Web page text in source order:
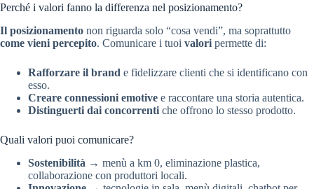
Perché i valori fanno la differenza nel posizionamento?
Il posizionamento non riguarda solo “cosa vendi”, ma soprattutto
come vieni percepito. Comunicare i tuoi valori permette di:
Rafforzare il brand e fidelizzare clienti che si identificano con
esso.
Creare connessioni emotive e raccontare una storia autentica.
Distinguerti dai concorrenti che offrono lo stesso prodotto.
Quali valori puoi comunicare?
Sostenibilità → menù a km 0, eliminazione plastica,
collaborazione con produttori locali.